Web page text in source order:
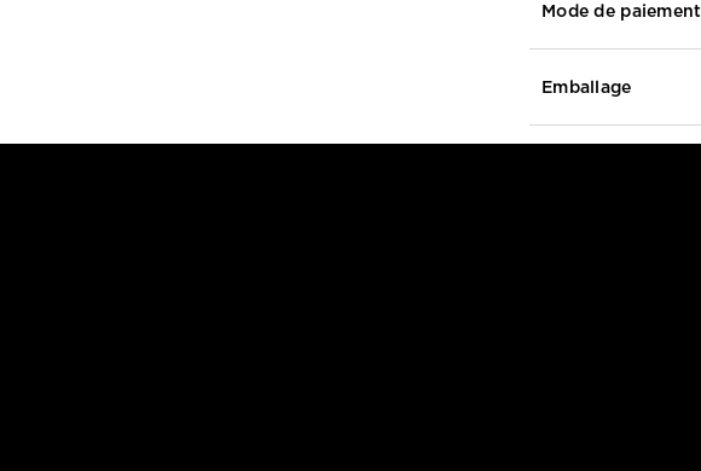
Mode de paiement
Emballage